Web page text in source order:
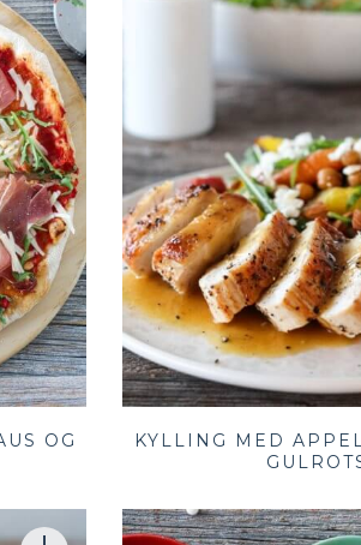
OG
KYLLING MED